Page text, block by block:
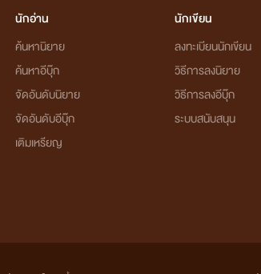
นักอ่าน
ค้นหานิยาย
ค้นหาอีบุ๊ก
จัดอันดับนิยาย
จัดอันดับอีบุ๊ก
เติมเหรียญ
นักเขียน
ลงทะเบียนนักเขียน
วิธีการลงนิยาย
วิธีการลงอีบุ๊ก
ระบบสนับสนุน